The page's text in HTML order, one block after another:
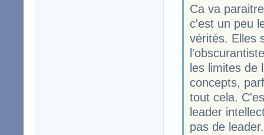
Ca va
c'est un peu
vérités. Elles
les limites de
concepts,
tout cela.
leader
pas de leader.